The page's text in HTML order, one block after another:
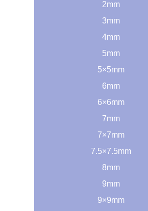
2mm
3mm
4mm
5mm
5×5mm
6mm
6×6mm
7mm
7×7mm
7.5×7.5mm
8mm
9mm
9×9mm